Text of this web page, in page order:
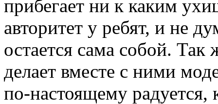
прибегает ни к каким
авторитет у ребят, и не
остается сама собой. Так
делает вместе с ними
по-настоящему радуется,